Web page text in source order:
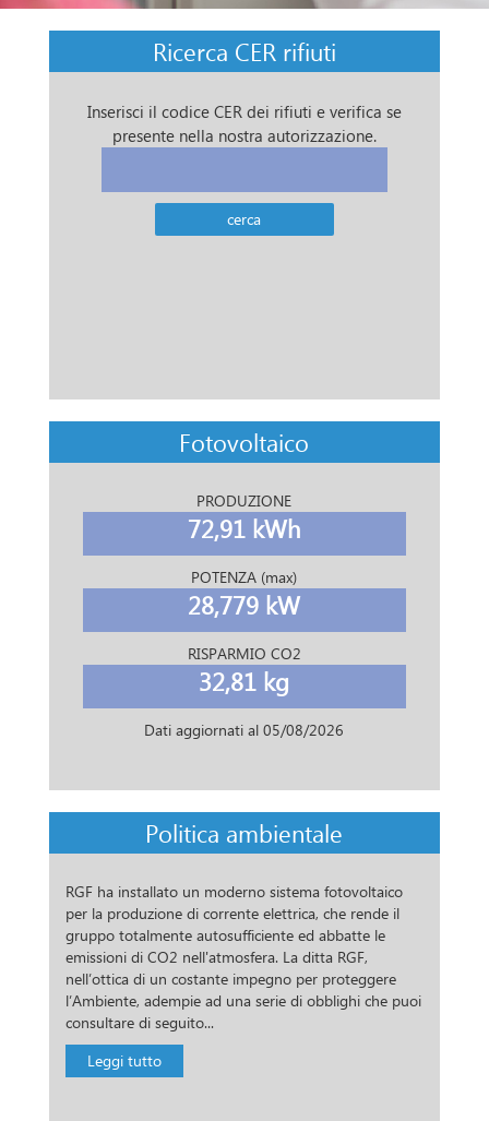
Ricerca CER rifiuti
Inserisci il codice CER dei rifiuti e verifica se
presente nella nostra autorizzazione.
Fotovoltaico
PRODUZIONE
72,91 kWh
POTENZA (max)
28,779 kW
RISPARMIO CO2
32,81 kg
Dati aggiornati al05/08/2026
Politica ambientale
RGF ha installato un moderno sistema fotovoltaico
per la produzione di corrente elettrica, che rende il
gruppo totalmente autosufficiente ed abbatte le
emissioni di CO2 nell'atmosfera. La ditta RGF,
nell’ottica di un costante impegno per proteggere
l’Ambiente, adempie ad una serie di obblighi che puoi
consultare di seguito...
Leggi tutto